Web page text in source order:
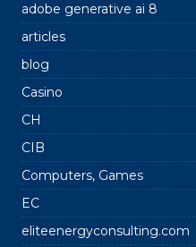
adobe generative ai 8
articles
blog
Casino
CH
CIB
Computers, Games
EC
eliteenergyconsulting.com